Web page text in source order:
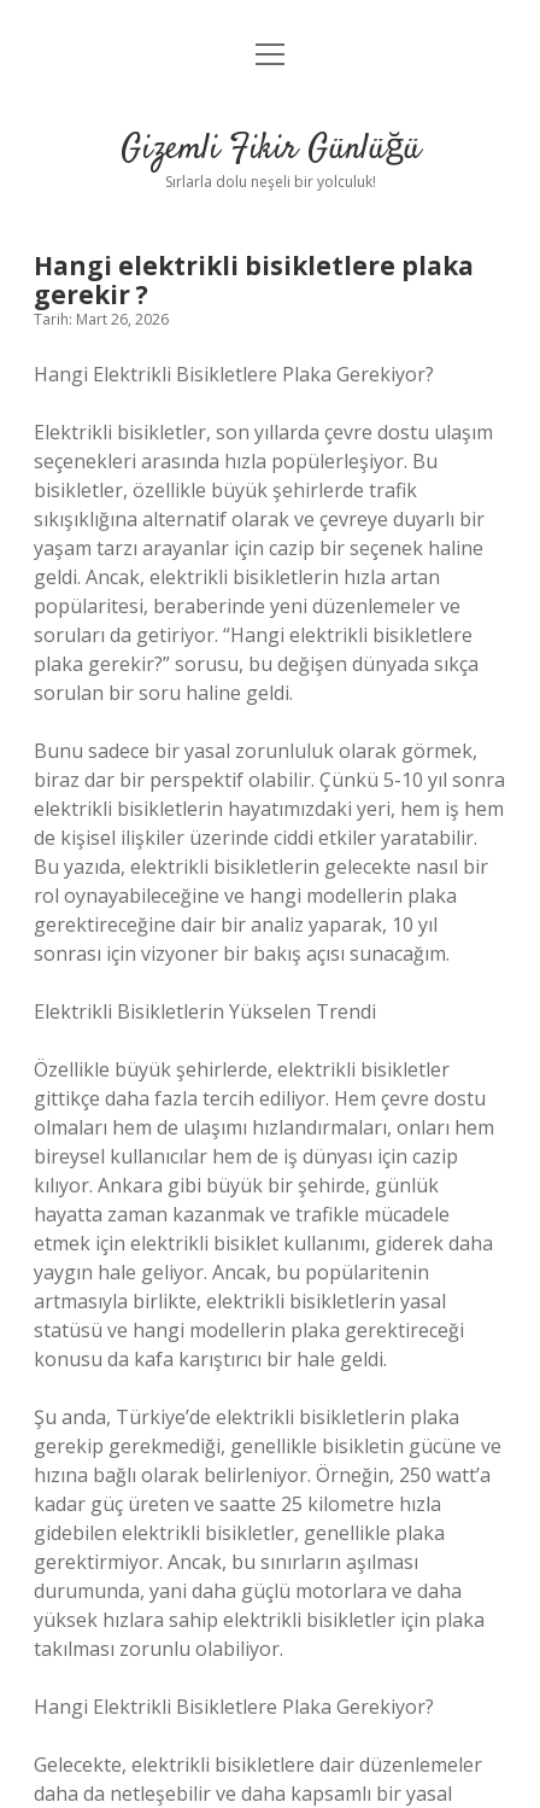
Anasayfa
Yasal Uyarı
menüyü
Gizemli Fikir Günlüğü
Sırlarla dolu neşeli bir yolculuk!
Hangi elektrikli bisikletlere plaka
gerekir ?
Tarih: Mart 26, 2026
Hangi Elektrikli Bisikletlere Plaka Gerekiyor?
Elektrikli bisikletler, son yıllarda çevre dostu ulaşım
seçenekleri arasında hızla popülerleşiyor. Bu
bisikletler, özellikle büyük şehirlerde trafik
sıkışıklığına alternatif olarak ve çevreye duyarlı bir
yaşam tarzı arayanlar için cazip bir seçenek haline
geldi. Ancak, elektrikli bisikletlerin hızla artan
popülaritesi, beraberinde yeni düzenlemeler ve
soruları da getiriyor. “Hangi elektrikli bisikletlere
plaka gerekir?” sorusu, bu değişen dünyada sıkça
sorulan bir soru haline geldi.
Bunu sadece bir yasal zorunluluk olarak görmek,
biraz dar bir perspektif olabilir. Çünkü 5-10 yıl sonra
elektrikli bisikletlerin hayatımızdaki yeri, hem iş hem
de kişisel ilişkiler üzerinde ciddi etkiler yaratabilir.
Bu yazıda, elektrikli bisikletlerin gelecekte nasıl bir
rol oynayabileceğine ve hangi modellerin plaka
gerektireceğine dair bir analiz yaparak, 10 yıl
sonrası için vizyoner bir bakış açısı sunacağım.
Elektrikli Bisikletlerin Yükselen Trendi
Özellikle büyük şehirlerde, elektrikli bisikletler
gittikçe daha fazla tercih ediliyor. Hem çevre dostu
olmaları hem de ulaşımı hızlandırmaları, onları hem
bireysel kullanıcılar hem de iş dünyası için cazip
kılıyor. Ankara gibi büyük bir şehirde, günlük
hayatta zaman kazanmak ve trafikle mücadele
etmek için elektrikli bisiklet kullanımı, giderek daha
yaygın hale geliyor. Ancak, bu popülaritenin
artmasıyla birlikte, elektrikli bisikletlerin yasal
statüsü ve hangi modellerin plaka gerektireceği
konusu da kafa karıştırıcı bir hale geldi.
Şu anda, Türkiye’de elektrikli bisikletlerin plaka
gerekip gerekmediği, genellikle bisikletin gücüne ve
hızına bağlı olarak belirleniyor. Örneğin, 250 watt’a
kadar güç üreten ve saatte 25 kilometre hızla
gidebilen elektrikli bisikletler, genellikle plaka
gerektirmiyor. Ancak, bu sınırların aşılması
durumunda, yani daha güçlü motorlara ve daha
yüksek hızlara sahip elektrikli bisikletler için plaka
takılması zorunlu olabiliyor.
Hangi Elektrikli Bisikletlere Plaka Gerekiyor?
Gelecekte, elektrikli bisikletlere dair düzenlemeler
daha da netleşebilir ve daha kapsamlı bir yasal